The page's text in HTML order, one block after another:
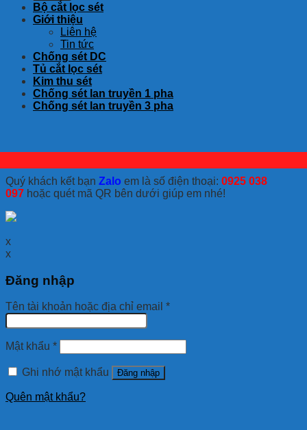
Bộ cắt lọc sét
Giới thiệu
Liên hệ
Tin tức
Chống sét DC
Tủ cắt lọc sét
Kim thu sét
Chống sét lan truyền 1 pha
Chống sét lan truyền 3 pha
Quý khách kết bạn Zalo em là số điện thoại: 0925 038
097 hoặc quét mã QR bên dưới giúp em nhé!
x
x
Đăng nhập
Tên tài khoản hoặc địa chỉ email *
Mật khẩu *
Ghi nhớ mật khẩu Đăng nhập
Quên mật khẩu?